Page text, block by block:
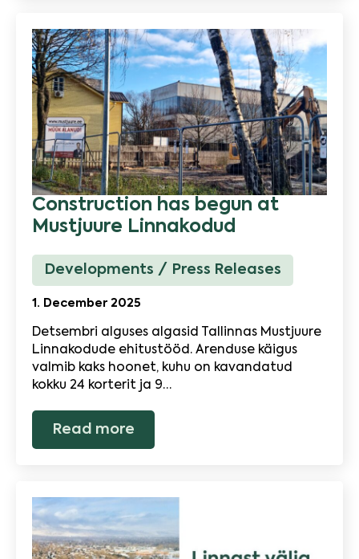
Construction has begun at
Mustjuure Linnakodud
1. December 2025
Developments Press Releases
Detsembri alguses algasid Tallinnas Mustjuure
Linnakodude ehitustööd. Arenduse käigus
valmib kaks hoonet, kuhu on kavandatud
kokku 24 korterit ja 9…
Read more